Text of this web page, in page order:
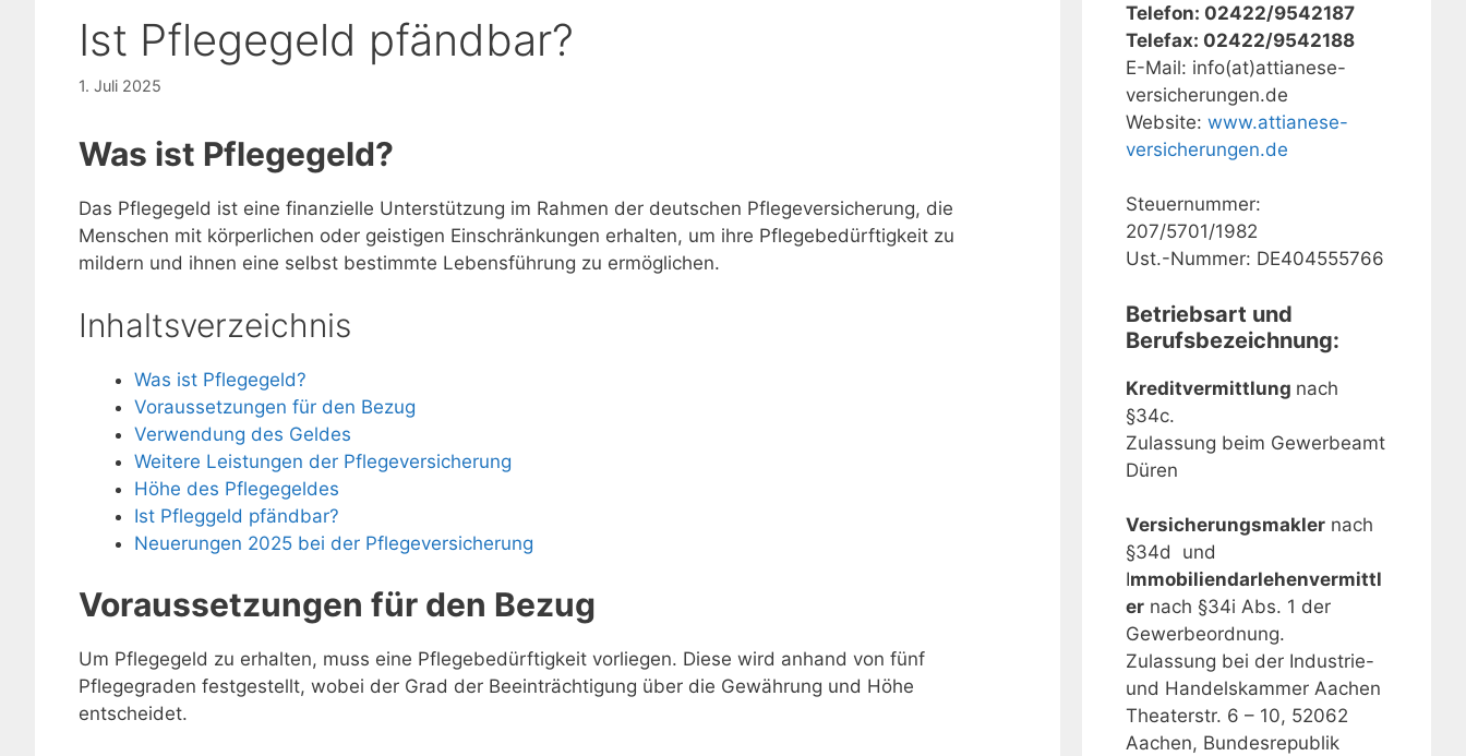
Ist Pflegegeld pfändbar?
1. Juli 2025
Was ist Pflegegeld?
Das Pflegegeld ist eine finanzielle Unterstützung im Rahmen der deutschen Pflegeversicherung, die
Menschen mit körperlichen oder geistigen Einschränkungen erhalten, um ihre Pflegebedürftigkeit zu
mildern und ihnen eine selbst bestimmte Lebensführung zu ermöglichen.
Inhaltsverzeichnis
Was ist Pflegegeld?
Voraussetzungen für den Bezug
Verwendung des Geldes
Weitere Leistungen der Pflegeversicherung
Höhe des Pflegegeldes
Ist Pfleggeld pfändbar?
Neuerungen 2025 bei der Pflegeversicherung
Voraussetzungen für den Bezug
Um Pflegegeld zu erhalten, muss eine Pflegebedürftigkeit vorliegen. Diese wird anhand von fünf
Pflegegraden festgestellt, wobei der Grad der Beeinträchtigung über die Gewährung und Höhe
entscheidet.
Telefon: 02422/9542187
Telefax: 02422/9542188
E-Mail: info(at)attianese-
versicherungen.de
Website: www.attianese-
versicherungen.de
Steuernummer:
207/5701/1982
Ust.-Nummer: DE404555766
Betriebsart und
Berufsbezeichnung:
Kreditvermittlung nach
§34c.
Zulassung beim Gewerbeamt
Düren
Versicherungsmakler nach
§34d und
Immobiliendarlehenvermittl
er nach §34i Abs. 1 der
Gewerbeordnung.
Zulassung bei der Industrie-
und Handelskammer Aachen
Theaterstr. 6 – 10, 52062
Aachen, Bundesrepublik